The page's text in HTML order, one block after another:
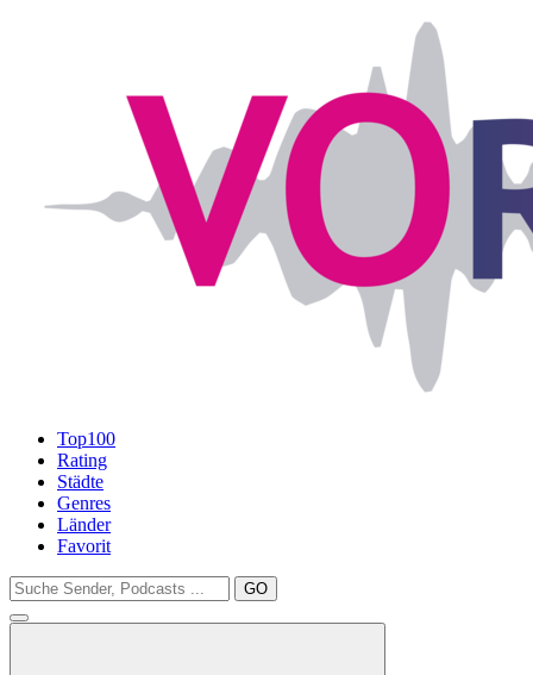
Top100
Rating
Städte
Genres
Länder
Favorit
GO